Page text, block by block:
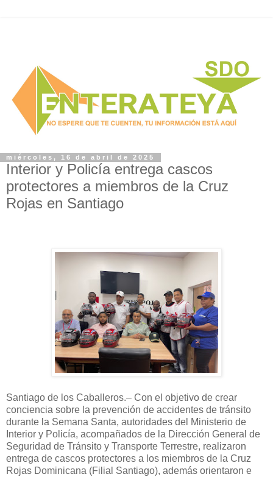
miércoles, 16 de abril de 2025
Interior y Policía entrega cascos
protectores a miembros de la Cruz
Rojas en Santiago
Santiago de los Caballeros.– Con el objetivo de crear
conciencia sobre la prevención de accidentes de tránsito
durante la Semana Santa, autoridades del Ministerio de
Interior y Policía, acompañados de la Dirección General de
Seguridad de Tránsito y Transporte Terrestre, realizaron
entrega de cascos protectores a los miembros de la Cruz
Rojas Dominicana (Filial Santiago), además orientaron e